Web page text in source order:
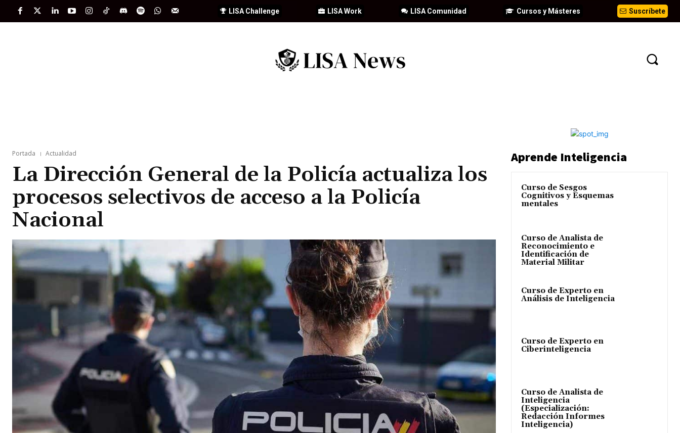
Suscríbete
Cursos y Másteres
LISA Comunidad
LISA Work
LISA Challenge
Portada Actualidad
La Dirección General de la Policía actualiza los
procesos selectivos de acceso a la Policía
Nacional
Aprende Inteligencia
Curso de Sesgos
Cognitivos y Esquemas
mentales
Curso de Analista de
Reconocimiento e
Identificación de
Material Militar
Curso de Experto en
Análisis de Inteligencia
Curso de Experto en
Ciberinteligencia
Curso de Analista de
Inteligencia
(Especialización:
Redacción Informes
Inteligencia)